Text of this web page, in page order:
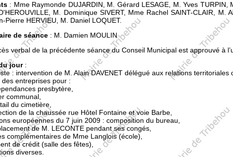
: Mme Raymonde DUJARDIN, M. Gérard LESAGE, M. Yves
M. Dominique SIVERT, Mme Rachel SAINT-CLAIR, M.
Pierre HERVIEU, M. Daniel LOQUET.
de séance : M. Damien MOULIN
verbal de la précédente séance du Conseil Municipal est approuvé à
jour:
: intervention de M. Alain DAVENET délégué aux relations territoriales
des entreprises pour :
presbytère,
communal,
du cimetière,
de la chaussée rue Hôtel Fontaine et voie Barbe,
européennes du 7 juin 2009 : composition du bureau,
de M. LECONTE pendant ses congés,
complémentaires de Mme Langlois (école),
de crédit (salle des fêtes),
diverses.